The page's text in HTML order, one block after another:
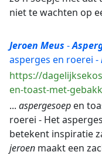
niet te wachten op
Jeroen Meus -
asperges en roerei -
https://
en-toast-met-
... aspergesoep en
roerei - Het
betekent inspiratie
jeroen maakt een